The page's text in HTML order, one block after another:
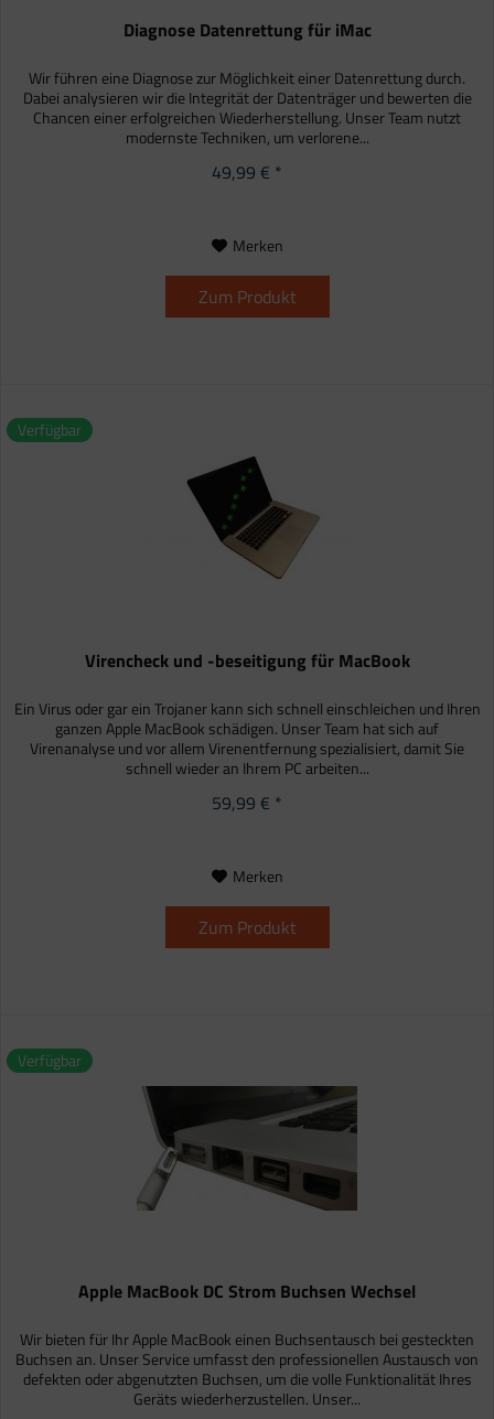
Diagnose Datenrettung für iMac
Wir führen eine Diagnose zur Möglichkeit einer Datenrettung durch.
Dabei analysieren wir die Integrität der Datenträger und bewerten die
Chancen einer erfolgreichen Wiederherstellung. Unser Team nutzt
modernste Techniken, um verlorene...
49,99 € *
Merken
Zum Produkt
Verfügbar
Virencheck und -beseitigung für MacBook
Ein Virus oder gar ein Trojaner kann sich schnell einschleichen und Ihren
ganzen Apple MacBook schädigen. Unser Team hat sich auf
Virenanalyse und vor allem Virenentfernung spezialisiert, damit Sie
schnell wieder an Ihrem PC arbeiten...
59,99 € *
Merken
Zum Produkt
Verfügbar
Apple MacBook DC Strom Buchsen Wechsel
Wir bieten für Ihr Apple MacBook einen Buchsentausch bei gesteckten
Buchsen an. Unser Service umfasst den professionellen Austausch von
defekten oder abgenutzten Buchsen, um die volle Funktionalität Ihres
Geräts wiederherzustellen. Unser...